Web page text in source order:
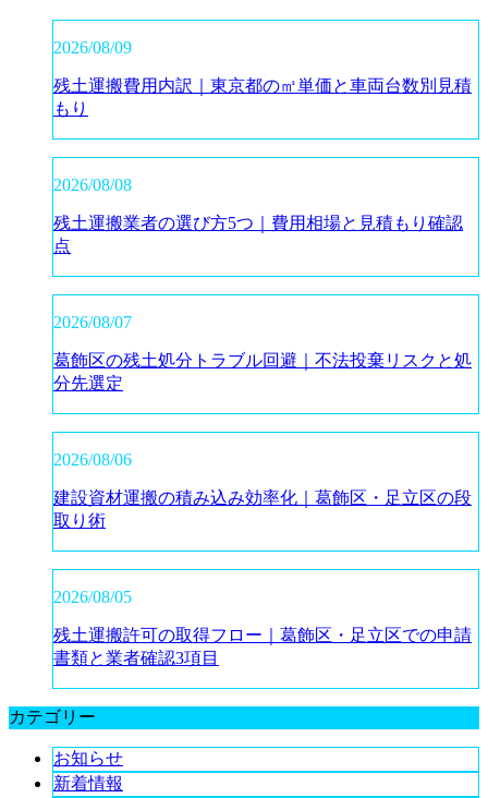
2026/08/09
残土運搬費用内訳｜東京都の㎥単価と車両台数別見積
もり
2026/08/08
残土運搬業者の選び方5つ｜費用相場と見積もり確認
点
2026/08/07
葛飾区の残土処分トラブル回避｜不法投棄リスクと処
分先選定
2026/08/06
建設資材運搬の積み込み効率化｜葛飾区・足立区の段
取り術
2026/08/05
残土運搬許可の取得フロー｜葛飾区・足立区での申請
書類と業者確認3項目
カテゴリー
お知らせ
新着情報